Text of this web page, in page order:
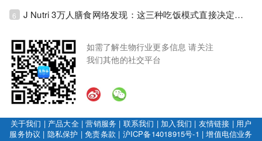
6 J Nutri 3万人膳食网络发现：这三种吃饭模式直接决定心血管风险与寿命长短！
如需了解生物行业更多信息 请关注
我们其他的社交平台
关于我们 | 产品大全|营销服务 | 联系我们 | 加入我们 | 友情链接 | 用户
服务协议 | 隐私保护 |免责条款 | 沪ICP备14018915号-1 |增值电信业务